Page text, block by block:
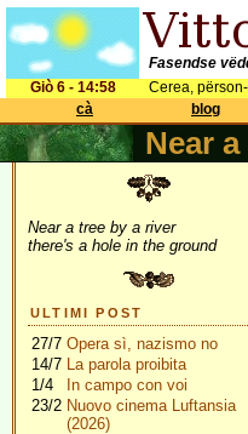
Fasendse
Giò 6 - 14:58
Cerea,
cà
blog
Near
Near a tree by a river
there's a hole in the ground
ULTIMI POST
27/7 Opera sì, nazismo no
14/7 La parola proibita
1/4
In campo con voi
23/2 Nuovo cinema Luftansia
(2026)